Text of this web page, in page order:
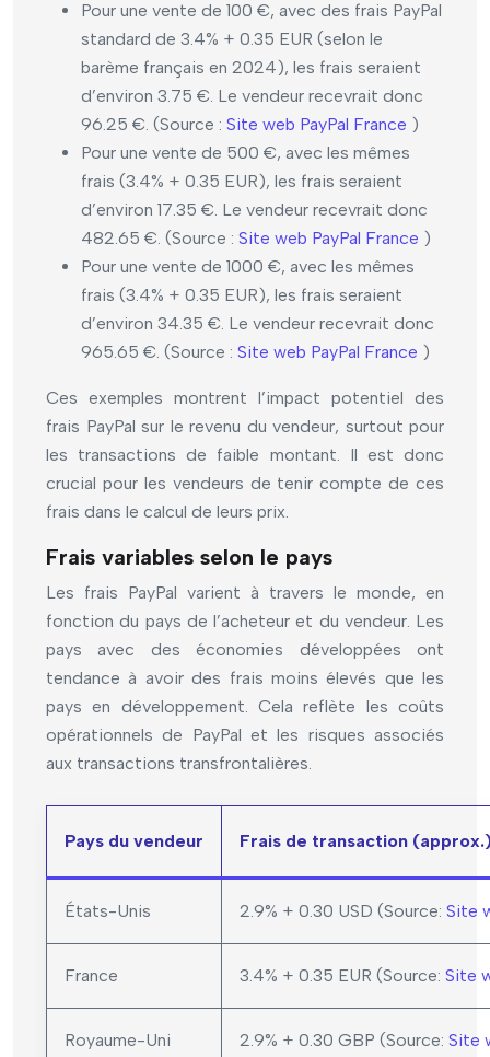
Pour une vente de 100 €, avec des frais PayPal
standard de 3.4% + 0.35 EUR (selon le
barème français en 2024), les frais seraient
d’environ 3.75 €. Le vendeur recevrait donc
96.25 €. (Source : Site web PayPal France )
Pour une vente de 500 €, avec les mêmes
frais (3.4% + 0.35 EUR), les frais seraient
d’environ 17.35 €. Le vendeur recevrait donc
482.65 €. (Source : Site web PayPal France )
Pour une vente de 1000 €, avec les mêmes
frais (3.4% + 0.35 EUR), les frais seraient
d’environ 34.35 €. Le vendeur recevrait donc
965.65 €. (Source : Site web PayPal France )
Ces exemples montrent l’impact potentiel des
frais PayPal sur le revenu du vendeur, surtout pour
les transactions de faible montant. Il est donc
crucial pour les vendeurs de tenir compte de ces
frais dans le calcul de leurs prix.
Frais variables selon le pays
Les frais PayPal varient à travers le monde, en
fonction du pays de l’acheteur et du vendeur. Les
pays avec des économies développées ont
tendance à avoir des frais moins élevés que les
pays en développement. Cela reflète les coûts
opérationnels de PayPal et les risques associés
aux transactions transfrontalières.
Pays du vendeur Frais de transaction
États-Unis 2.9% + 0.30 USD (Source: Site
France 3.4% + 0.35 EUR (Source: Site
Royaume-Uni 2.9% + 0.30 GBP (Source: Site